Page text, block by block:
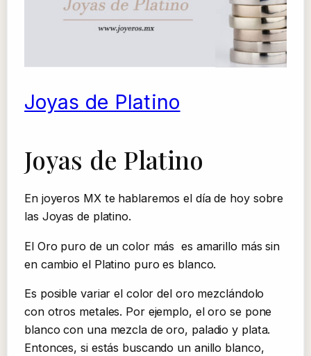
Joyas de Platino
Joyas de Platino
En joyeros MX te hablaremos el día de hoy sobre
las Joyas de platino.
El Oro puro de un color más es amarillo más sin
en cambio el Platino puro es blanco.
Es posible variar el color del oro mezclándolo
con otros metales. Por ejemplo, el oro se pone
blanco con una mezcla de oro, paladio y plata.
Entonces, si estás buscando un anillo blanco,